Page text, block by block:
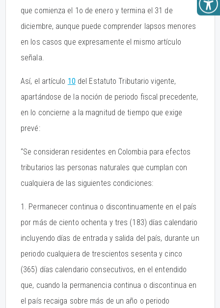
que comienza el 1o de enero y termina el 31 de
diciembre, aunque puede comprender lapsos menores
en los casos que expresamente el mismo artículo
señala.
Así, el artículo 10 del Estatuto Tributario vigente,
apartándose de la noción de periodo fiscal precedente,
en lo concierne a la magnitud de tiempo que exige
prevé:
“Se consideran residentes en Colombia para efectos
tributarios las personas naturales que cumplan con
cualquiera de las siguientes condiciones:
1. Permanecer continua o discontinuamente en el país
por más de ciento ochenta y tres (183) días calendario
incluyendo días de entrada y salida del país, durante un
periodo cualquiera de trescientos sesenta y cinco
(365) días calendario consecutivos, en el entendido
que, cuando la permanencia continua o discontinua en
el país recaiga sobre más de un año o periodo